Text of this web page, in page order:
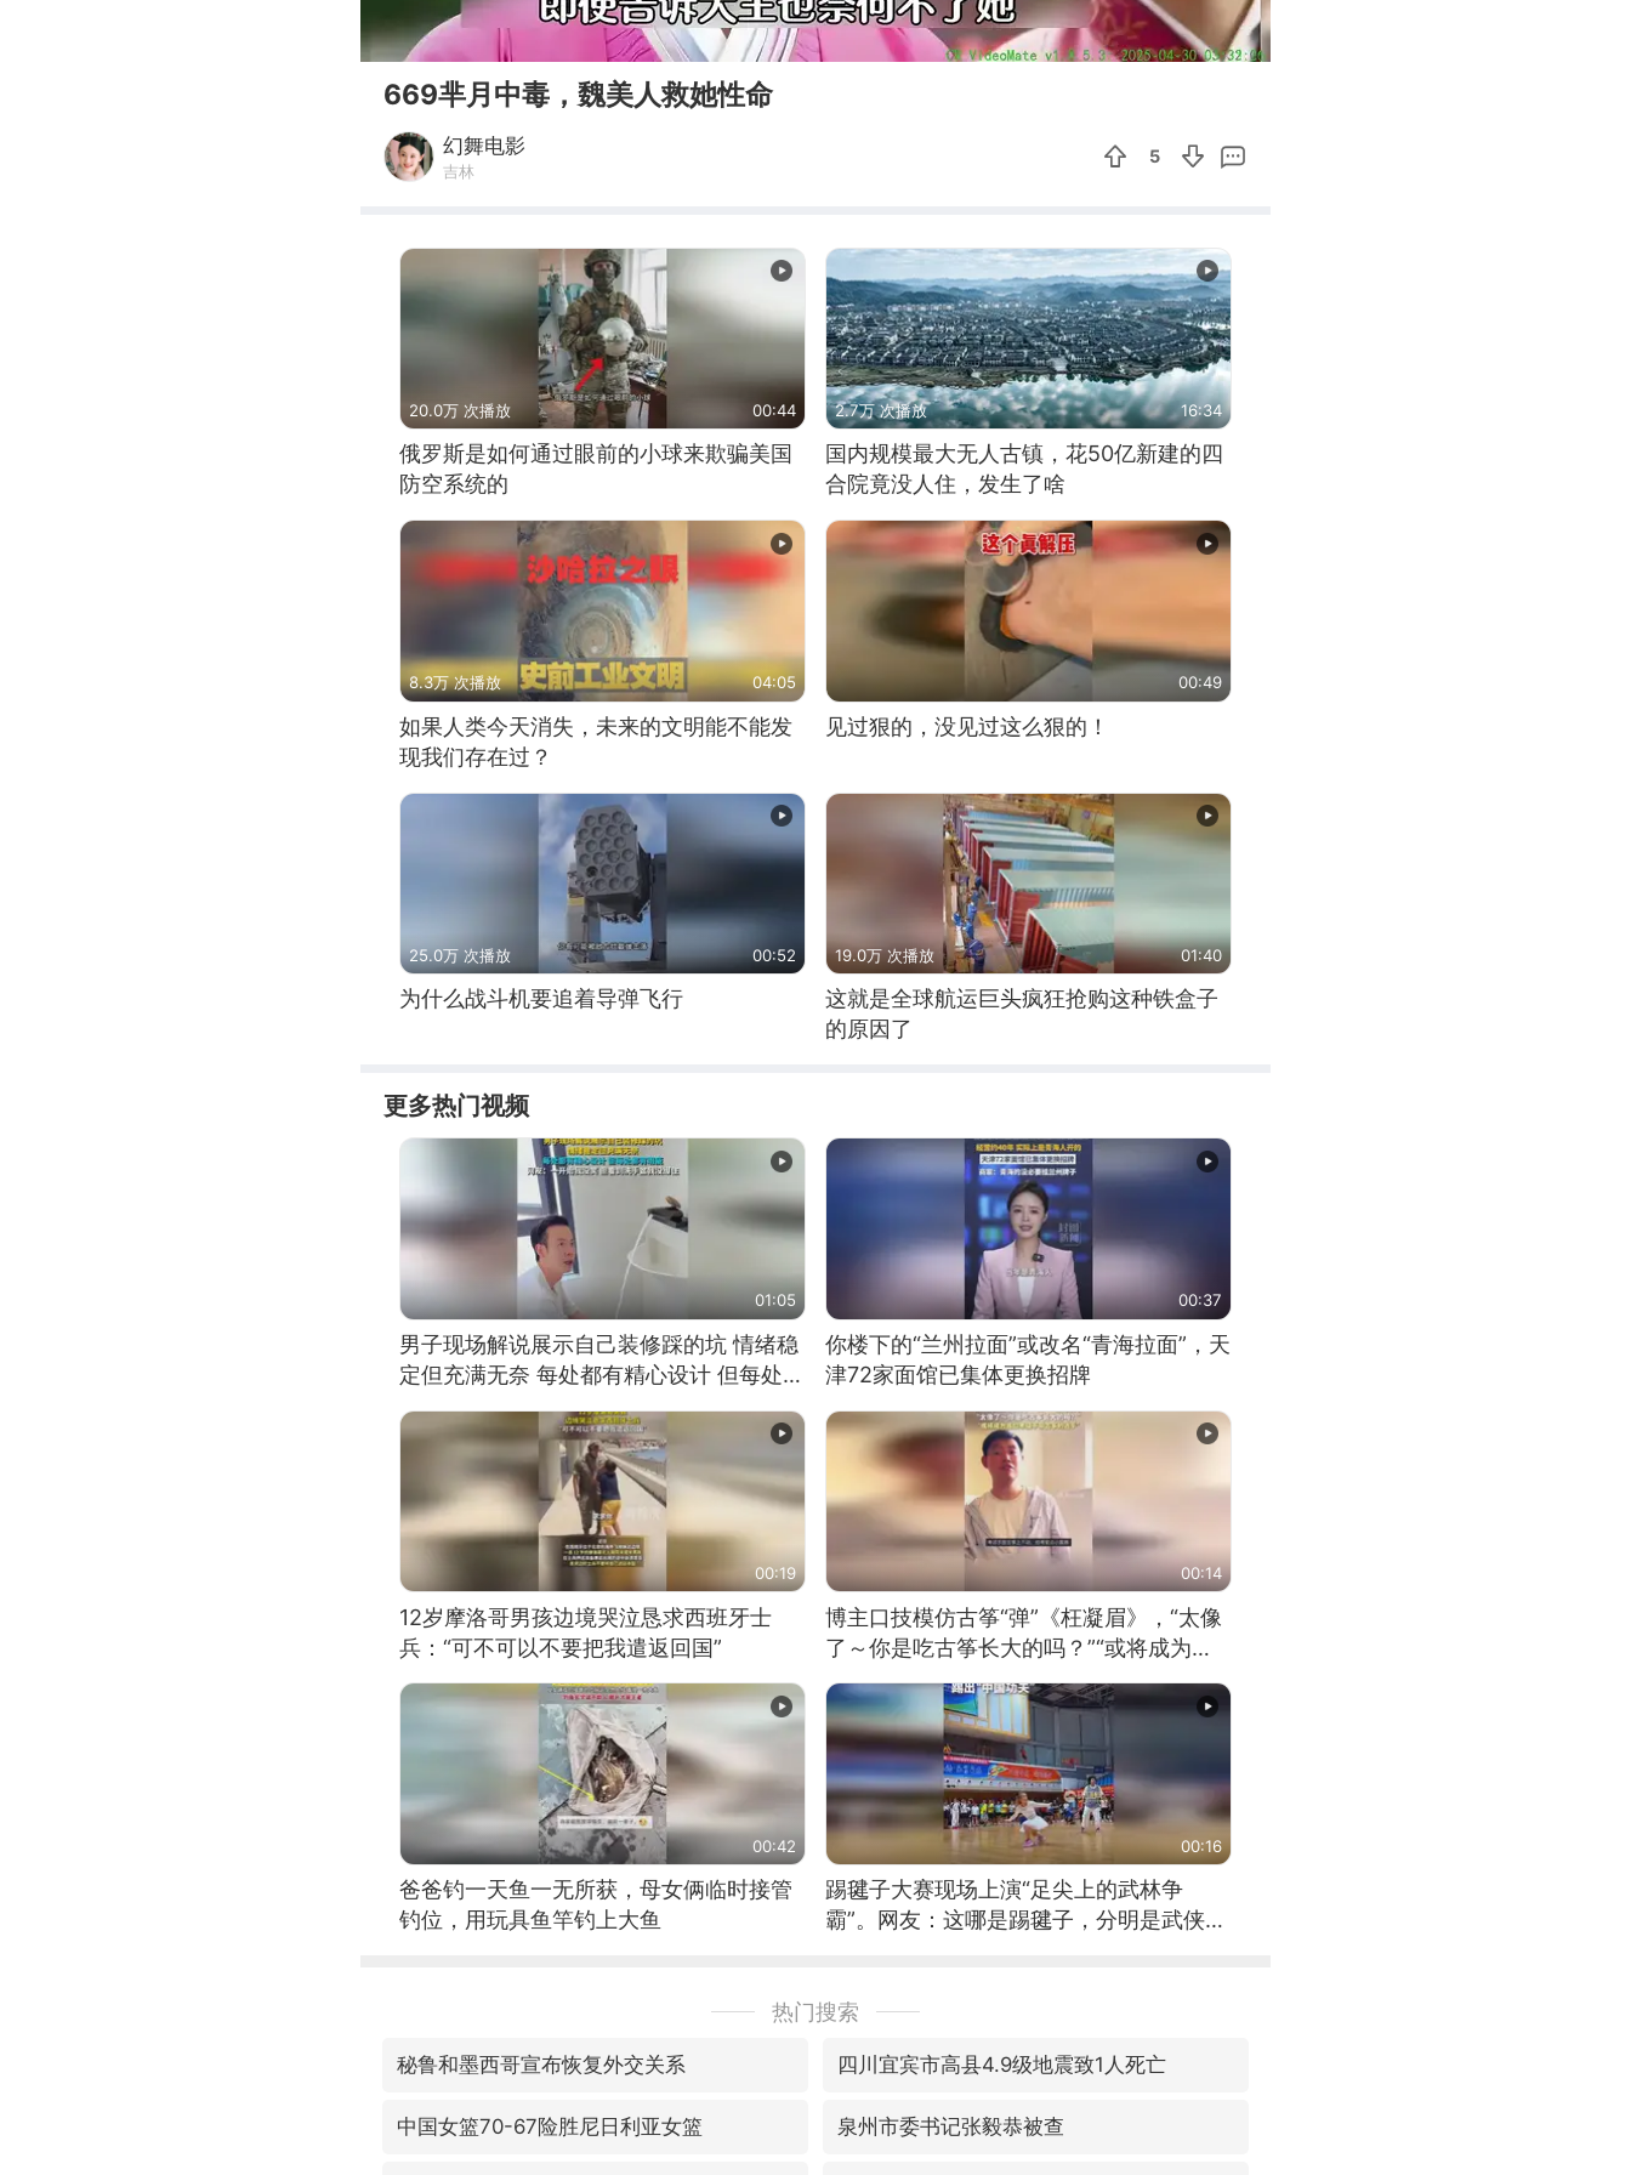
00:00 02:36
669芈月中毒，魏美人救她性命
幻舞电影
吉林
5
20.0万 次播放 00:44
俄罗斯是如何通过眼前的小球来欺骗美国
防空系统的
2.7万 次播放 16:34
国内规模最大无人古镇，花50亿新建的四
合院竟没人住，发生了啥
8.3万 次播放 04:05
如果人类今天消失，未来的文明能不能发
现我们存在过？
00:49
见过狠的，没见过这么狠的！
25.0万 次播放 00:52
为什么战斗机要追着导弹飞行
19.0万 次播放 01:40
这就是全球航运巨头疯狂抢购这种铁盒子
的原因了
更多热门视频
01:05
男子现场解说展示自己装修踩的坑 情绪稳
定但充满无奈 每处都有精心设计 但每处都
我没绷住
00:37
你楼下的“兰州拉面”或改名“青海拉面”，天
津72家面馆已集体更换招牌
00:19
12岁摩洛哥男孩边境哭泣恳求西班牙士
兵：“可不可以不要把我遣返回国”
00:14
博主口技模仿古筝“弹”《枉凝眉》，“太像
了～你是吃古筝长大的吗？”“或将成为首
位考级不带古筝的选手。”（来源：新华每
日电讯）
00:42
爸爸钓一天鱼一无所获，母女俩临时接管
钓位，用玩具鱼竿钓上大鱼
00:16
踢毽子大赛现场上演“足尖上的武林争
霸”。网友：这哪是踢毽子，分明是武侠片
热门搜索
秘鲁和墨西哥宣布恢复外交关系 四川宜宾市高县4.9级地震致1人死亡
中国女篮70-67险胜尼日利亚女篮 泉州市委书记张毅恭被查